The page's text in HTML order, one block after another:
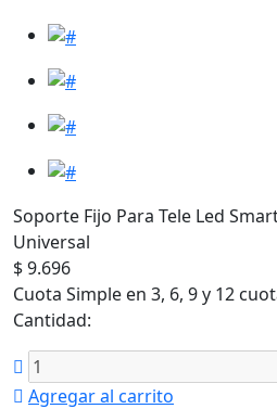
Soporte Fijo Para Tele Led
Universal
$ 9.696
Cuota Simple en 3, 6, 9 y 12
Cantidad:
Agregar al carrito